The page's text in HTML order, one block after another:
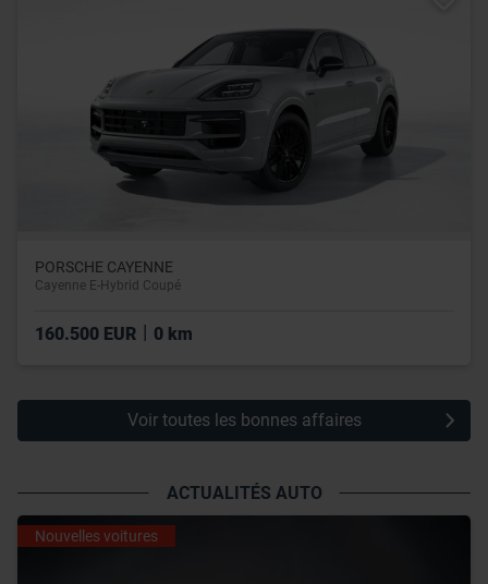
PORSCHE CAYENNE
Cayenne E-Hybrid Coupé
160.500 EUR 0 km
Voir toutes les bonnes affaires
ACTUALITÉS AUTO
Nouvelles voitures